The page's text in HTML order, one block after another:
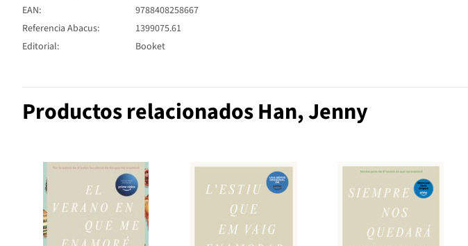
EAN:
9788408258667
Referencia Abacus:
1399075.61
Editorial:
Booket
Productos relacionados Han, Jenny